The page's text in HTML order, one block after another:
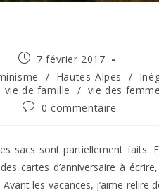
Publication
publiée :
7 février 2017
/ Hautes-Alpes /
vie de famille / vie des
Commentaires
publication :
0 commentaire
sacs sont partiellement faits.
cartes d’anniversaire à
les vacances, j’aime relire